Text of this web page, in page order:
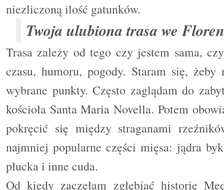
niezliczoną ilość gatunków.
Twoja ulubiona trasa we
Trasa zależy od tego czy jestem sama,
czasu, humoru, pogody. Staram się,
wybrane punkty. Często zaglądam do
kościoła Santa Maria Novella. Potem
pokręcić się między straganami
najmniej popularne części mięsa: jądra
płucka i inne cuda.
Od kiedy zaczęłam zgłębiać historię